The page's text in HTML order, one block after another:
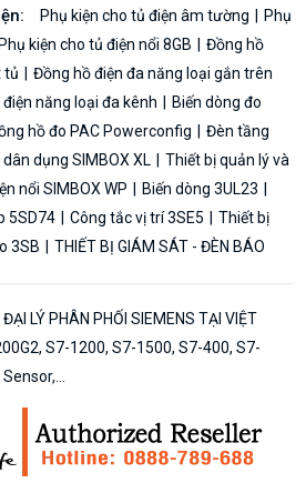
Phụ kiện cho tủ điện âm tường
Phụ
Phụ kiện cho tủ điện nổi 8GB
Đồng hồ
tủ
Đồng hồ điện đa năng loại gắn trên
năng loại đa kênh
Biến dòng đo
hồ đo PAC Powerconfig
Đèn tầng
dụng SIMBOX XL
Thiết bị quản lý và
nổi SIMBOX WP
Biến dòng 3UL23
5SD74
Công tắc vị trí 3SE5
Thiết bị
3SB
THIẾT BỊ GIÁM SÁT - ĐÈN BÁO
LÝ PHÂN PHỐI SIEMENS TẠI VIỆT
S7-1200, S7-1500, S7-400, S7-